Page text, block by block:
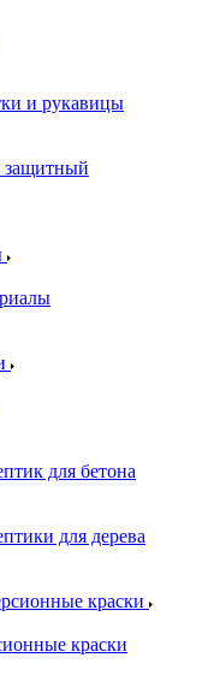
и рукавицы
для бетона
для дерева
краски
краски